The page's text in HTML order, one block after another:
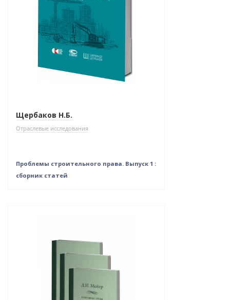
Щербаков Н.Б.
Отраслевые исследования
Проблемы строительного права. Выпуск 1 :
сборник статей